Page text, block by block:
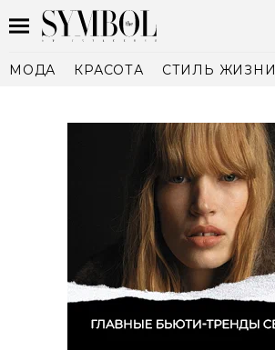
МОДА КРАСОТА СТИЛЬ ЖИЗНИ